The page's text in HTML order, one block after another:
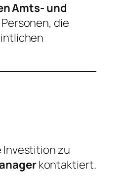
Amts- und
die
Investition zu
kontaktiert.